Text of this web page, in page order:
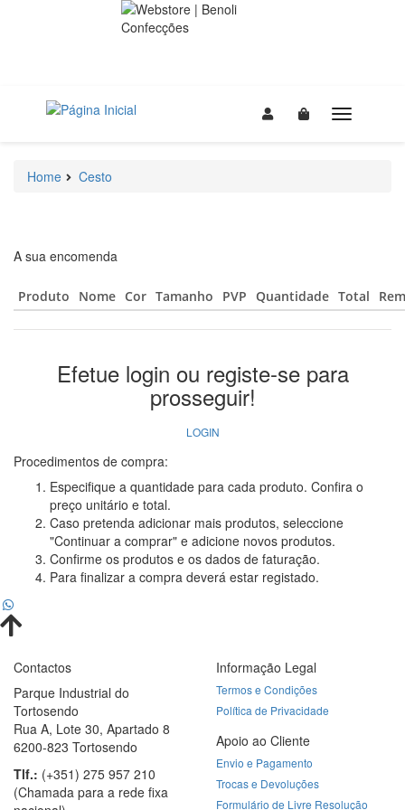
Home Cesto
A sua encomenda
Produto Nome Cor Tamanho PVP Quantidade Total
Efetue login ou registe-se para
prosseguir!
LOGIN
Procedimentos de compra:
Especifique a quantidade para cada produto. Confira o
preço unitário e total.
Caso pretenda adicionar mais produtos, seleccione
"Continuar a comprar" e adicione novos produtos.
Confirme os produtos e os dados de faturação.
Para finalizar a compra deverá estar registado.
Contactos
Parque Industrial do
Tortosendo
Rua A, Lote 30, Apartado 8
6200-823 Tortosendo
Tlf.: (+351)⁠ ⁠275 957 210
(Chamada para a rede fixa
Informação Legal
Termos e Condições
Política de Privacidade
Apoio ao Cliente
Envio e Pagamento
Trocas e Devoluções
Formulário de Livre Resolução